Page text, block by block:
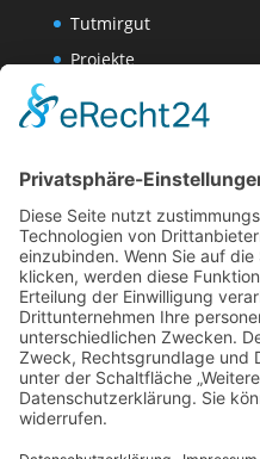
Tutmirgut
Projekte
Wissenschaften-AG
Datenschutzerklärung
Website Administration